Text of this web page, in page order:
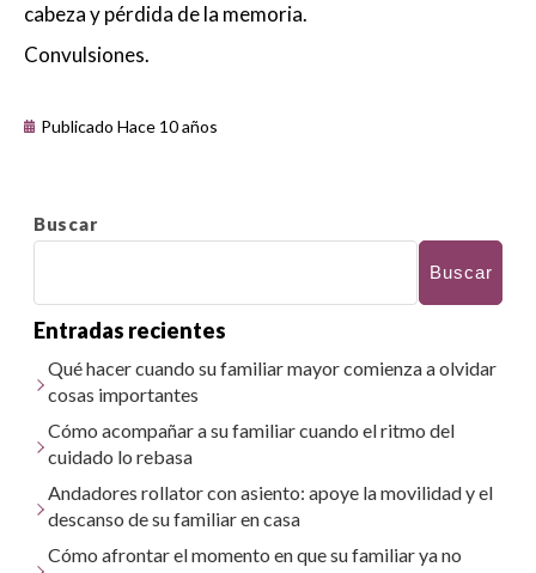
cabeza y pérdida de la memoria.
Convulsiones.
Publicado Hace 10 años
Buscar
Buscar
Entradas recientes
Qué hacer cuando su familiar mayor comienza a olvidar
cosas importantes
Cómo acompañar a su familiar cuando el ritmo del
cuidado lo rebasa
Andadores rollator con asiento: apoye la movilidad y el
descanso de su familiar en casa
Cómo afrontar el momento en que su familiar ya no